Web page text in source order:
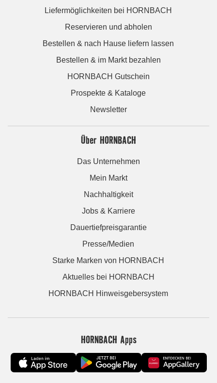
Liefermöglichkeiten bei HORNBACH
Reservieren und abholen
Bestellen & nach Hause liefern lassen
Bestellen & im Markt bezahlen
HORNBACH Gutschein
Prospekte & Kataloge
Newsletter
Über HORNBACH
Das Unternehmen
Mein Markt
Nachhaltigkeit
Jobs & Karriere
Dauertiefpreisgarantie
Presse/Medien
Starke Marken von HORNBACH
Aktuelles bei HORNBACH
HORNBACH Hinweisgebersystem
HORNBACH Apps